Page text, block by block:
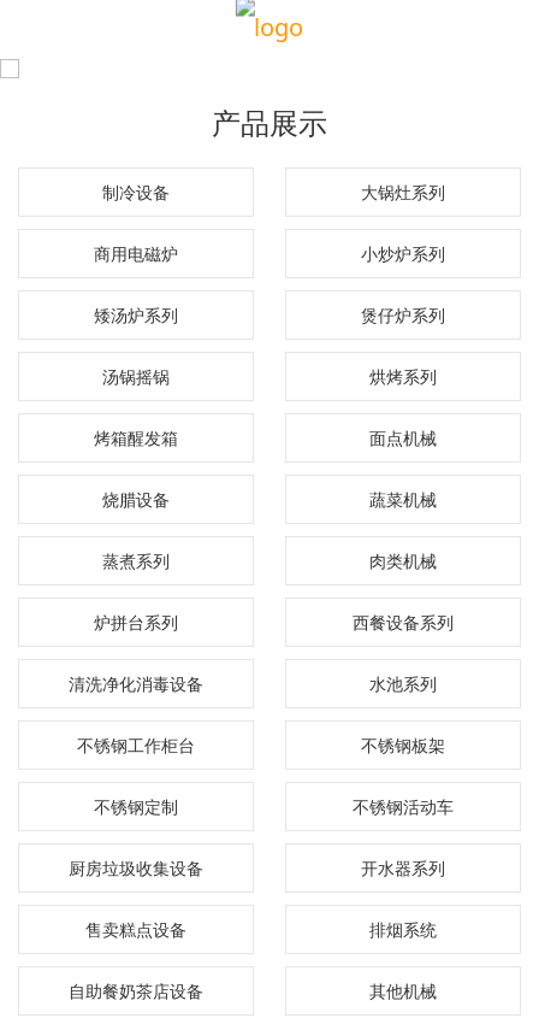
产品展示
制冷设备 大锅灶系列
商用电磁炉 小炒炉系列
矮汤炉系列 煲仔炉系列
汤锅摇锅 烘烤系列
烤箱醒发箱 面点机械
烧腊设备 蔬菜机械
蒸煮系列 肉类机械
炉拼台系列 西餐设备系列
清洗净化消毒设备 水池系列
不锈钢工作柜台 不锈钢板架
不锈钢定制 不锈钢活动车
厨房垃圾收集设备 开水器系列
售卖糕点设备 排烟系统
自助餐奶茶店设备 其他机械